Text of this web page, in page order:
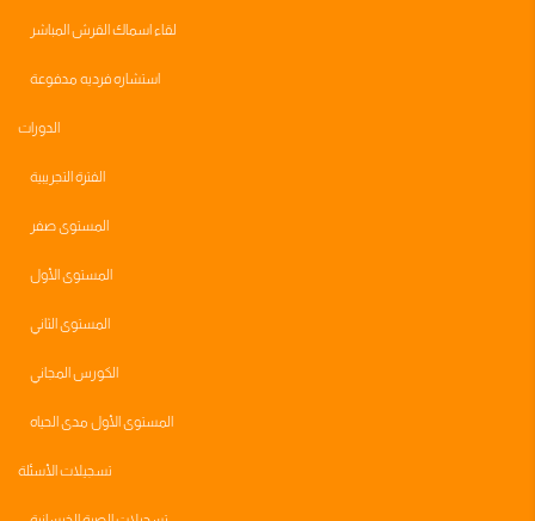
لقاء اسماك القرش المباشر
استشاره فرديه مدفوعة
الدورات
الفترة التجريبية
المستوى صفر
المستوى الأول
المستوى الثاني
الكورس المجاني
المستوى الأول مدى الحياه
تسجيلات الأسئلة